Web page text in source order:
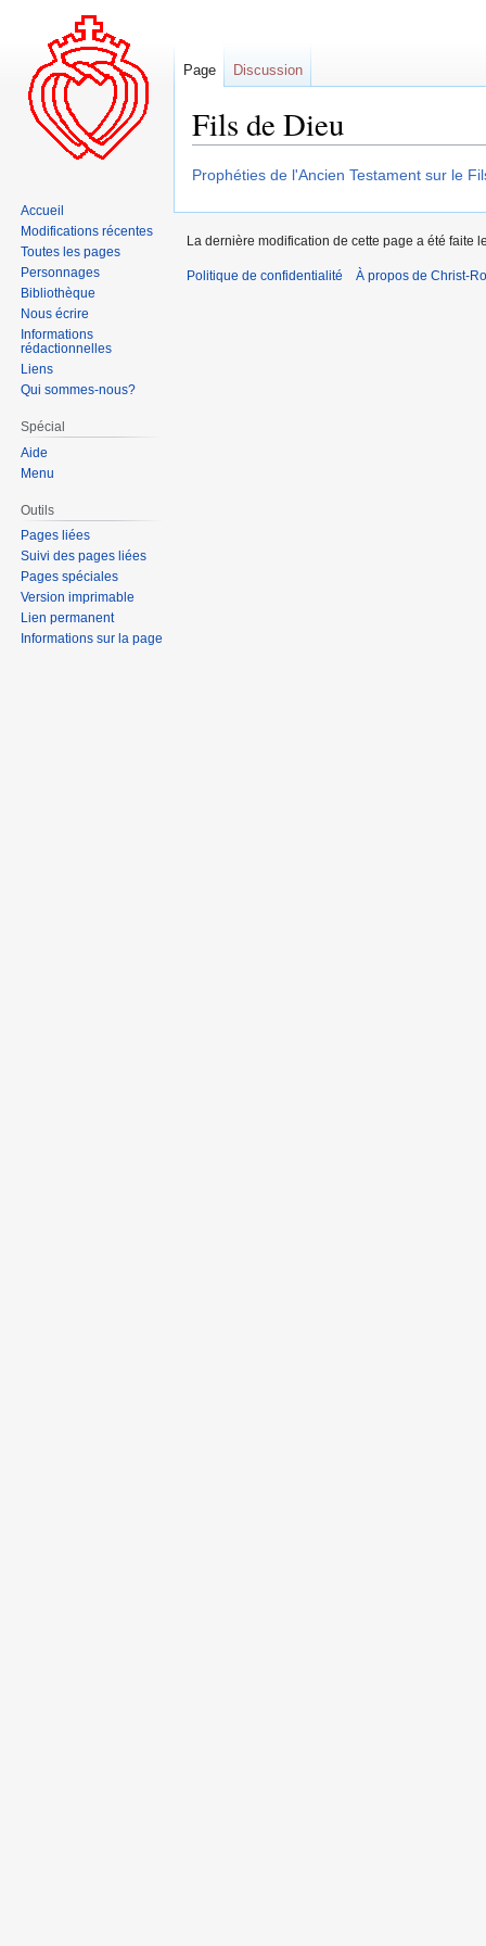
Fils de Dieu
Aller
navigation
Aller
recherche
Prophéties de l'Ancien Testament sur le
Page Discussion
Accueil
Modifications récentes
Toutes les pages
Personnages
Bibliothèque
Nous écrire
Informations
rédactionnelles
Liens
Qui sommes-nous?
Spécial
Aide
Menu
Outils
Pages liées
Suivi des pages liées
Pages spéciales
Version imprimable
Lien permanent
Informations sur la page
La dernière modification de cette page a été faite
Politique de confidentialité À propos de Christ-